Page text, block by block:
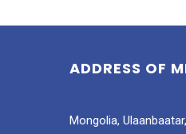
ADDRESS OF
Mongolia,